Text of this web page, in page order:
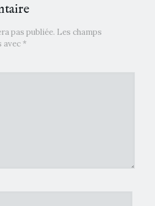
pas publiée. Les champs
avec *